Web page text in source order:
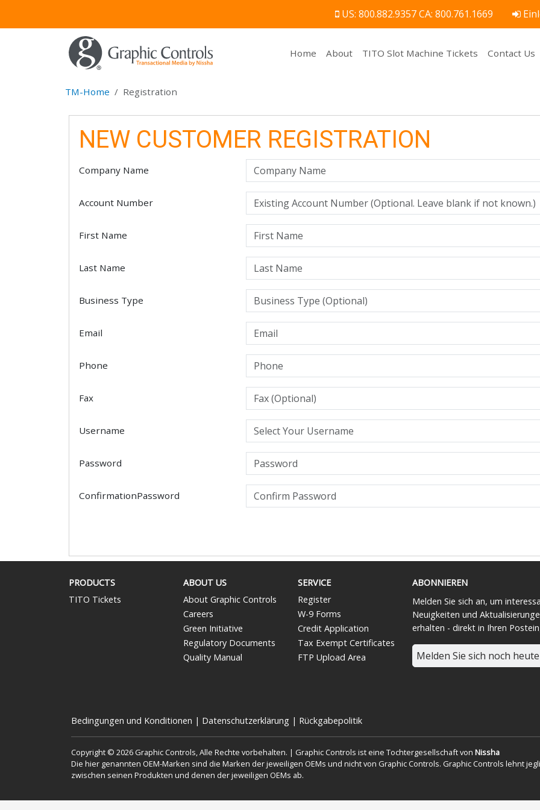
US: 800.882.9357 CA: 800.761.1669
Home (current)
About TITO Slot Machine Tickets Contact Us
TM-Home Registration
NEW CUSTOMER REGISTRATION
Company Name
Account Number
First Name
Last Name
Business Type
Email
Phone
Fax
Username
Password
ConfirmationPassword
PRODUCTS
TITO Tickets
ABOUT US
About Graphic Controls
Careers
Green Initiative
Regulatory Documents
Quality Manual
SERVICE
Register
W-9 Forms
Credit Application
Tax Exempt Certificates
FTP Upload Area
ABONNIEREN
Melden Sie sich an, um
Neuigkeiten und
erhalten - direkt in Ihren
Melden Sie sich noch
Bedingungen und Konditionen | Datenschutzerklärung | Rückgabepolitik
Copyright © 2026 Graphic Controls, Alle Rechte vorbehalten. | Graphic Controls ist eine Tochtergesellschaft von Nissha
Die hier genannten OEM-Marken sind die Marken der jeweiligen OEMs und nicht von Graphic Controls. Graphic Controls lehnt
zwischen seinen Produkten und denen der jeweiligen OEMs ab.